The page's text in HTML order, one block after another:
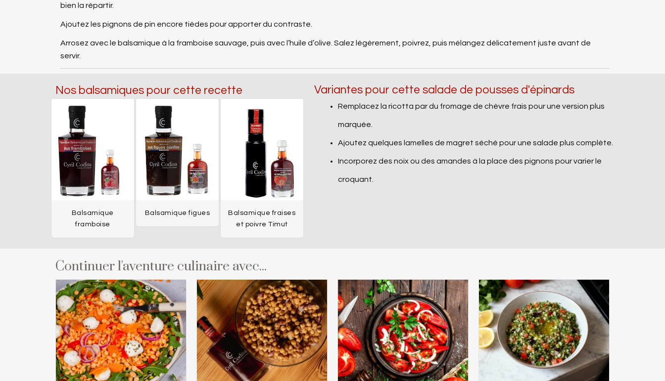
bien la répartir.
Ajoutez les pignons de pin encore tièdes pour apporter du contraste.
Arrosez avec le balsamique à la framboise sauvage, puis avec l’huile d’olive. Salez légèrement, poivrez, puis mélangez délicatement juste avant de
servir.
Nos balsamiques pour cette recette
Balsamique
framboise
Balsamique figues
Balsamique fraises
et poivre Timut
Variantes pour cette salade de pousses d'épinards
Remplacez la ricotta par du fromage de chèvre frais pour une version plus
marquée.
Ajoutez quelques lamelles de magret séché pour une salade plus complète.
Incorporez des noix ou des amandes à la place des pignons pour varier le
croquant.
Continuer l'aventure culinaire avec...